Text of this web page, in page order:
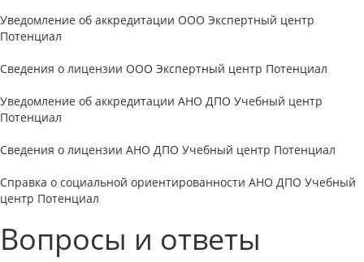
Уведомление об аккредитации ООО Экспертный центр
Потенциал
Сведения о лицензии ООО Экспертный центр Потенциал
Уведомление об аккредитации АНО ДПО Учебный центр
Потенциал
Сведения о лицензии АНО ДПО Учебный центр Потенциал
Справка о социальной ориентированности АНО ДПО Учебный
центр Потенциал
Вопросы и ответы